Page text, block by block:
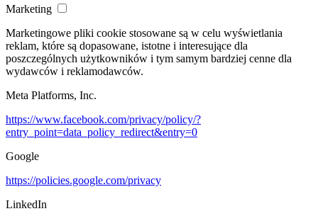
Marketing
Marketingowe pliki cookie stosowane są w celu wyświetlania
reklam, które są dopasowane, istotne i interesujące dla
poszczególnych użytkowników i tym samym bardziej cenne dla
wydawców i reklamodawców.
Meta Platforms, Inc.
https://www.facebook.com/privacy/policy/?
entry_point=data_policy_redirect&entry=0
Google
https://policies.google.com/privacy
LinkedIn